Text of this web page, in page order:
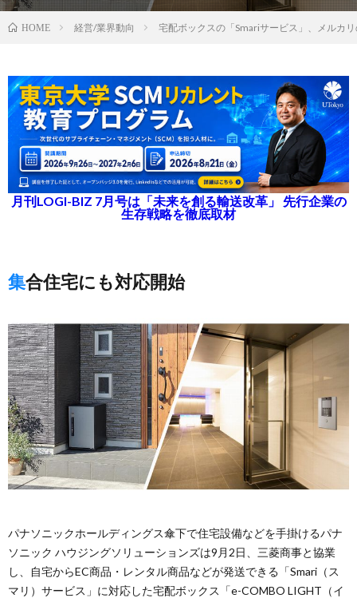
HOME 経営/業界動向 宅配ボックスの「Smariサービス」、メルカ
月刊LOGI-BIZ 7月号は「未来を創る輸送改革」 先行企業の
生存戦略を徹底取材
集合住宅にも対応開始
パナソニックホールディングス傘下で住宅設備などを手掛けるパナ
ソニック ハウジングソリューションズは9月2日、三菱商事と協業
し、自宅からEC商品・レンタル商品などが発送できる「Smari（ス
マリ）サービス」に対応した宅配ボックス「e-COMBO LIGHT（イ